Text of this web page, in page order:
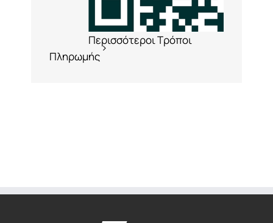
Περισσότεροι Τρόποι
Πληρωμής